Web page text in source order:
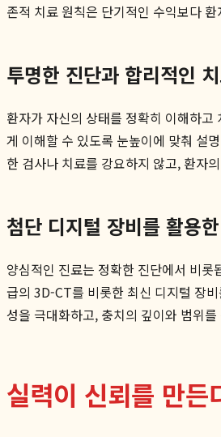
존적 치료 원칙은 단기적인 수익보다
투명한 진단과 합리적인
환자가 자신의 상태를 정확히 이해하
게 이해할 수 있도록 눈높이에 맞춰 설
한 검사나 치료를 강요하지 않고, 환자
첨단 디지털 장비를 활용
양심적인 진료는 정확한 진단에서 비
급의 3D-CT를 비롯한 최신 디지털 장
성을 극대화하고, 충치의 깊이와 범위
실력이 신뢰를 만